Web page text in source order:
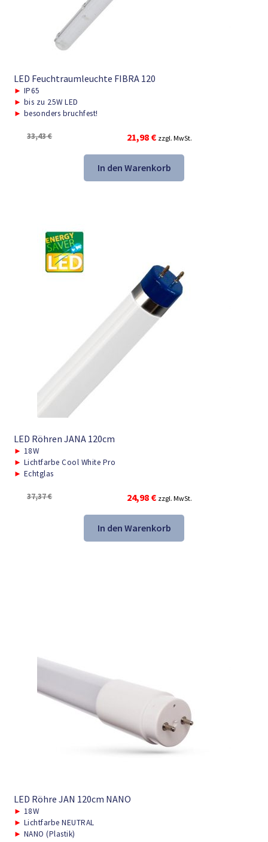
LED Feuchtraumleuchte FIBRA 120
► IP65
► bis zu 25W LED
► besonders bruchfest!
33,43€
Ursprünglicher
Preis
war:
33,43 €
21,98 €Aktueller
Preis
ist:
21,98 €.
zzgl. MwSt.
In den Warenkorb
LED Röhren JANA 120cm
► 18W
► Lichtfarbe Cool White Pro
► Echtglas
37,37€
Ursprünglicher
Preis
war:
37,37 €
24,98 €Aktueller
Preis
ist:
24,98 €.
zzgl. MwSt.
In den Warenkorb
LED Röhre JAN 120cm NANO
► 18W
► Lichtfarbe NEUTRAL
► NANO (Plastik)